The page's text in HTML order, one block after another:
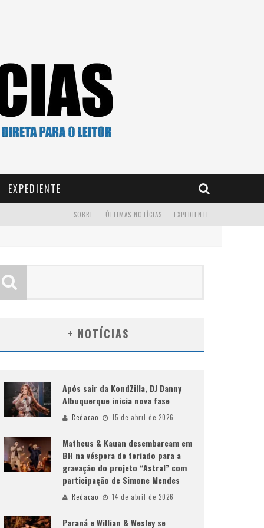
EXPEDIENTE
EXPEDIENTE
ÚLTIMAS NOTÍCIAS
SOBRE
+ NOTÍCIAS
Após sair da KondZilla, DJ Danny
Albuquerque inicia nova fase
Redacao 15 de abril de 2026
Matheus & Kauan desembarcam em
BH na véspera de feriado para a
gravação do projeto “Astral” com
participação de Simone Mendes
Redacao 14 de abril de 2026
Paraná e Willian & Wesley se